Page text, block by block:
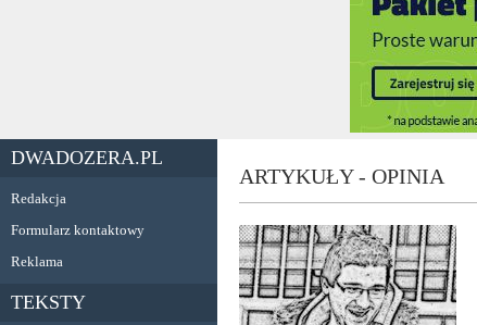
DWADOZERA.PL
Redakcja
Formularz kontaktowy
Reklama
TEKSTY
ARTYKUŁY - OPINIA